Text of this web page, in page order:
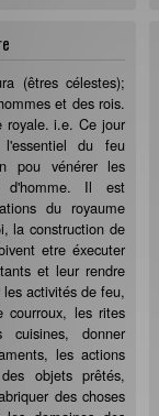
(êtres célestes);
et des rois.
i.e. Ce jour
du feu
pou vénérer les
d'homme. Il est
du royaume
la construction de
etre éxecuter
et leur rendre
activités de feu,
courroux, les rites
donner
les actions
objets prêtés,
des choses